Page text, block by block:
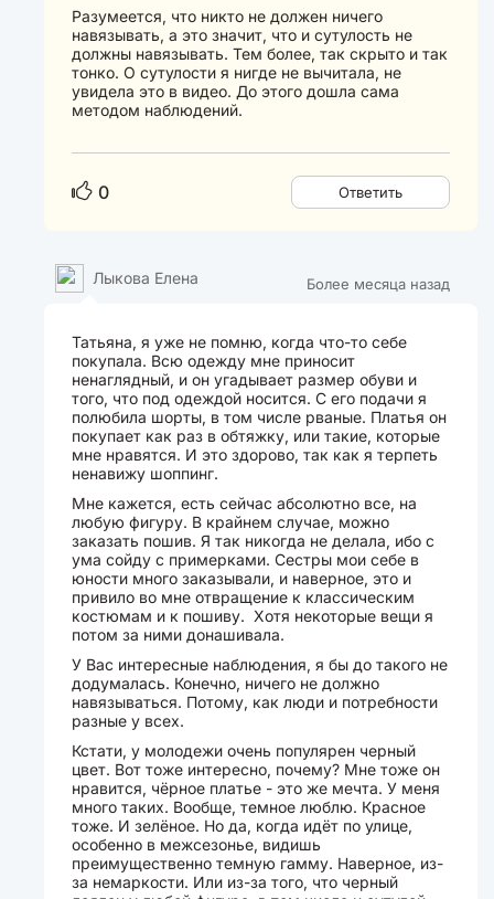
Разумеется, что никто не должен ничего
навязывать, а это значит, что и сутулость не
должны навязывать. Тем более, так скрыто и так
тонко. О сутулости я нигде не вычитала, не
увидела это в видео. До этого дошла сама
методом наблюдений.
0 Ответить
Более месяца назад
Лыкова Елена
Татьяна, я уже не помню, когда что-то себе
покупала. Всю одежду мне приносит
ненаглядный, и он угадывает размер обуви и
того, что под одеждой носится. С его подачи я
полюбила шорты, в том числе рваные. Платья он
покупает как раз в обтяжку, или такие, которые
мне нравятся. И это здорово, так как я терпеть
ненавижу шоппинг.
Мне кажется, есть сейчас абсолютно все, на
любую фигуру. В крайнем случае, можно
заказать пошив. Я так никогда не делала, ибо с
ума сойду с примерками. Сестры мои себе в
юности много заказывали, и наверное, это и
привило во мне отвращение к классическим
костюмам и к пошиву. Хотя некоторые вещи я
потом за ними донашивала.
У Вас интересные наблюдения, я бы до такого не
додумалась. Конечно, ничего не должно
навязываться. Потому, как люди и потребности
разные у всех.
Кстати, у молодежи очень популярен черный
цвет. Вот тоже интересно, почему? Мне тоже он
нравится, чёрное платье - это же мечта. У меня
много таких. Вообще, темное люблю. Красное
тоже. И зелёное. Но да, когда идёт по улице,
особенно в межсезонье, видишь
преимущественно темную гамму. Наверное, из-
за немаркости. Или из-за того, что черный